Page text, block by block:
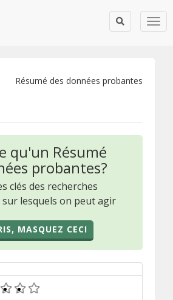
Résumé des données probantes
qu'un Résumé
probantes?
clés des recherches
lesquels on peut agir
MASQUEZ CECI